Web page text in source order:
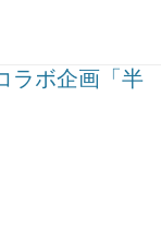
ラボ企画「半